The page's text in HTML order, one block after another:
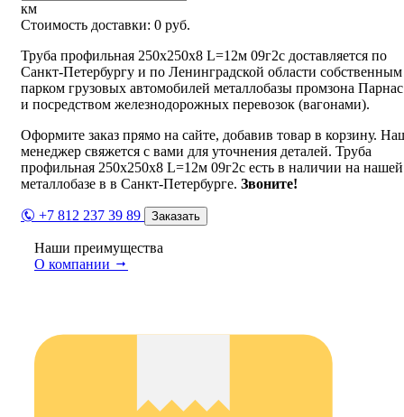
км
Стоимость доставки: 0 руб.
Труба профильная 250х250х8 L=12м 09г2с доставляется по
Санкт-Петербургу и по Ленинградской области собственным
парком грузовых автомобилей металлобазы промзона Парнас
и посредством железнодорожных перевозок (вагонами).
Оформите заказ прямо на сайте, добавив товар в корзину.
менеджер свяжется с вами для уточнения деталей. Труба
профильная 250х250х8 L=12м 09г2с есть в наличии на нашей
металлобазе в в Санкт-Петербурге. Звоните!
+7 812 237 39 89 Заказать
Наши преимущества
О компании